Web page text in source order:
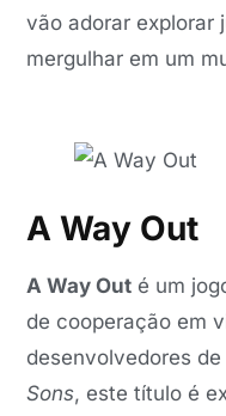
vão adorar explorar
mergulhar em um
A Way Out
A Way Out é um
de cooperação em
desenvolvedores de
Sons, este título é